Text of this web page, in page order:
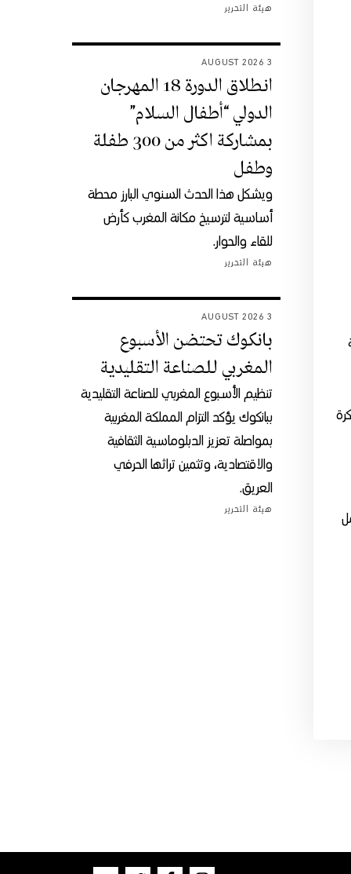
هيئة التحرير
3 AUGUST 2026
انطلاق الدورة 18 المهرجان
الدولي “أطفال السلام”
بمشاركة اكثر من 300 طفلة
وطفل
ويشكل هذا الحدث السنوي البارز محطة
أساسية لترسيخ مكانة المغرب كأرض
للقاء والحوار.
هيئة التحرير
3 AUGUST 2026
بانكوك تحتضن الأسبوع
المغربي للصناعة التقليدية
تنظيم الأسبوع المغربي للصناعة التقليدية
ببانكوك يؤكد التزام المملكة المغربية
بمواصلة تعزيز الدبلوماسية الثقافية
والاقتصادية، وتثمين تراثها الحرفي
العريق.
هيئة التحرير